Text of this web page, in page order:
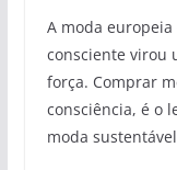
A moda
consciente virou
força. Comprar
consciência, é o
moda